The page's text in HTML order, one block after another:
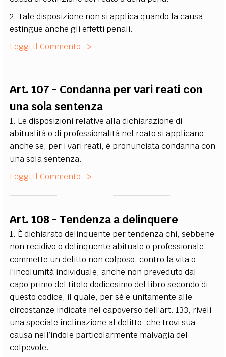
2. Tale disposizione non si applica quando la causa
estingue anche gli effetti penali.
Leggi Il Commento ->
Art. 107 - Condanna per vari reati con
una sola sentenza
1. Le disposizioni relative alla dichiarazione di
abitualità o di professionalità nel reato si applicano
anche se, per i vari reati, è pronunciata condanna con
una sola sentenza.
Leggi Il Commento ->
Art. 108 - Tendenza a delinquere
1. È dichiarato delinquente per tendenza chi, sebbene
non recidivo o delinquente abituale o professionale,
commette un delitto non colposo, contro la vita o
l’incolumità individuale, anche non preveduto dal
capo primo del titolo dodicesimo del libro secondo di
questo codice, il quale, per sé e unitamente alle
circostanze indicate nel capoverso dell’art. 133, riveli
una speciale inclinazione al delitto, che trovi sua
causa nell’indole particolarmente malvagia del
colpevole.